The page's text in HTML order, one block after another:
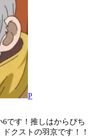
P
です！推しはからぴち
クストの羽京です！！